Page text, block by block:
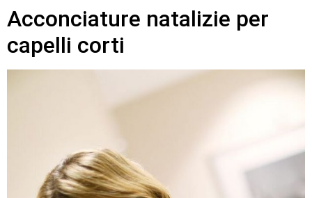
Acconciature natalizie per
capelli corti